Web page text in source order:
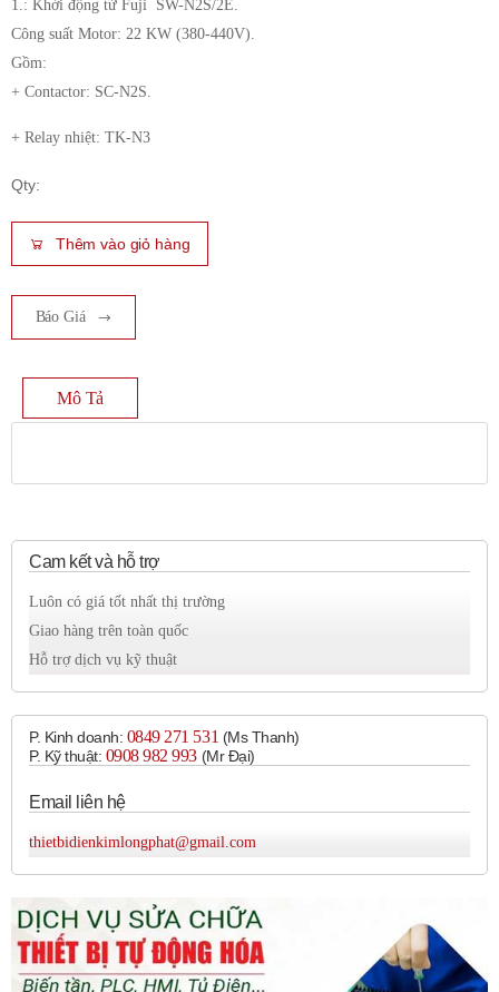
1.: Khởi động từ Fuji SW-N2S/2E.
Công suất Motor: 22 KW (380-440V).
Gồm:
+ Contactor: SC-N2S.
+ Relay nhiệt: TK-N3
Qty:
Thêm vào giỏ hàng
Báo Giá
Mô Tả
Cam kết và hỗ trợ
Luôn có giá tốt nhất thị trường
Giao hàng trên toàn quốc
Hỗ trợ dịch vụ kỹ thuật
P. Kinh doanh: 0849 271 531 (Ms Thanh)
P. Kỹ thuật: 0908 982 993​ (Mr Đại)
Email liên hệ
thietbidienkimlongphat@gmail.com